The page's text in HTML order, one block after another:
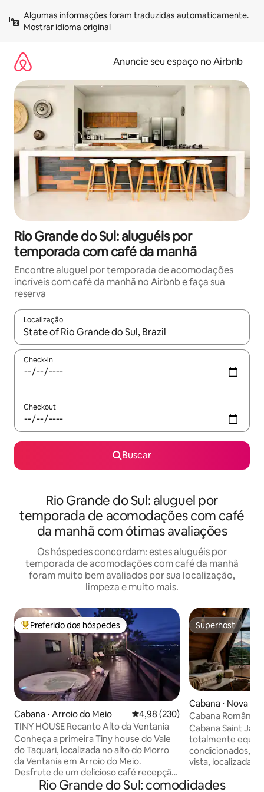
para
Mostrar idioma original
Anuncie seu espaço no Airbnb
Rio Grande do Sul: aluguéis por
temporada com café da manhã
Encontre aluguel por temporada de acomodações
incríveis com café da manhã no Airbnb e faça sua
reserva
Localização
Quando os resultados estiverem disponíveis, explore-os
Check-in
Checkout
Buscar
Rio Grande do Sul: aluguel por
temporada de acomodações com café
da manhã com ótimas avaliações
Os hóspedes concordam: estes aluguéis por
temporada de acomodações com café da manhã
foram muito bem avaliados por sua localização,
limpeza e muito mais.
Entre os melhores preferidos dos hóspedes
Preferido dos hóspedes
Cabana ⋅ Arroio do Meio 4,98 de uma avaliação média de
4,98 (230)
TINY HOUSE Recanto Alto da Ventania
Conheça a primeira Tiny house do Vale
do Taquari, localizada no alto do Morro
da Ventania em Arroio do Meio.
Desfrute de um delicioso café recepção
preparado com produtos coloniais e
Superhost
Superhost
Cabana ⋅ Nova
Cabana
e linda vista.
Cabana Saint Jakob Linda
totalmente
condicionados,
vista, localizada
perfeito para
Rio Grande do Sul: comodidades